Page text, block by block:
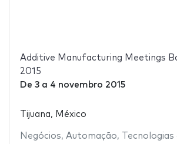
Additive Manufacturing Meetings
2015
De 3a 4 novembro 2015
Tijuana, México
Negócios, Automação,